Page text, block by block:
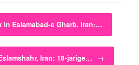
in Eslamabad-e Gharb, Iran:…
Iran: 18-jarige… →